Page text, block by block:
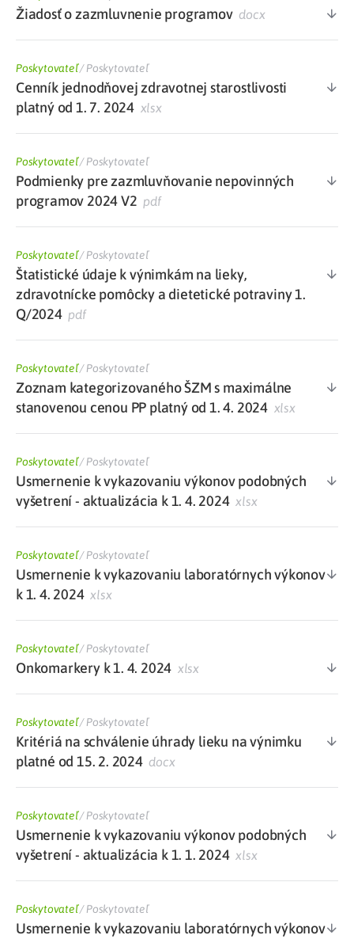
Žiadosť o zazmluvnenie programovdocx
Poskytovateľ/Poskytovateľ
Cenník jednodňovej zdravotnej starostlivosti
platný od 1. 7. 2024 xlsx
Poskytovateľ/Poskytovateľ
Podmienky pre zazmluvňovanie nepovinných
programov 2024 V2 pdf
Poskytovateľ/Poskytovateľ
Štatistické údaje k výnimkám na lieky,
zdravotnícke pomôcky a dietetické potraviny 1.
Q/2024pdf
Poskytovateľ/Poskytovateľ
Zoznam kategorizovaného ŠZM s maximálne
stanovenou cenou PP platný od 1. 4. 2024 xlsx
Poskytovateľ/Poskytovateľ
Usmernenie k vykazovaniu výkonov podobných
vyšetrení - aktualizácia k 1. 4. 2024xlsx
Poskytovateľ/Poskytovateľ
Usmernenie k vykazovaniu laboratórnych výkonov
k 1. 4. 2024xlsx
Poskytovateľ/Poskytovateľ
Onkomarkery k 1. 4. 2024 xlsx
Poskytovateľ/Poskytovateľ
Kritériá na schválenie úhrady lieku na výnimku
platné od 15. 2. 2024docx
Poskytovateľ/Poskytovateľ
Usmernenie k vykazovaniu výkonov podobných
vyšetrení - aktualizácia k 1. 1. 2024xlsx
Poskytovateľ/Poskytovateľ
Usmernenie k vykazovaniu laboratórnych výkonov